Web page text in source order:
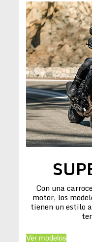
Con una
motor, los
tienen un estilo
Ver modelos